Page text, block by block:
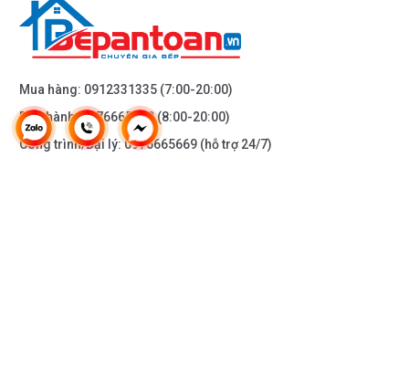
Mua hàng: 0912331335 (7:00-20:00)
Bảo hành:0976665669(8:00-20:00)
Công trình/Đại lý:0976665669 (hỗ trợ 24/7)